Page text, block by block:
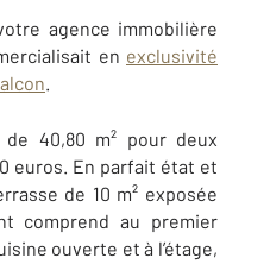
agence immobilière
en exclusivité
.
40,80 m² pour deux
euros. En parfait état et
de 10 m² exposée
comprend au premier
ouverte et à l’étage,